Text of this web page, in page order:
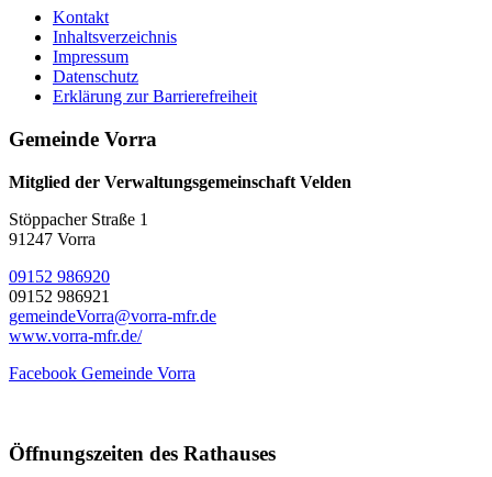
Kontakt
Inhaltsverzeichnis
Impressum
Datenschutz
Erklärung zur Barrierefreiheit
Gemeinde Vorra
Mitglied der Verwaltungsgemeinschaft Velden
Stöppacher Straße 1
91247 Vorra
09152 986920
09152 986921
gemeindeVorra@vorra-mfr.de
www.vorra-mfr.de/
Facebook Gemeinde Vorra
Öffnungszeiten des Rathauses